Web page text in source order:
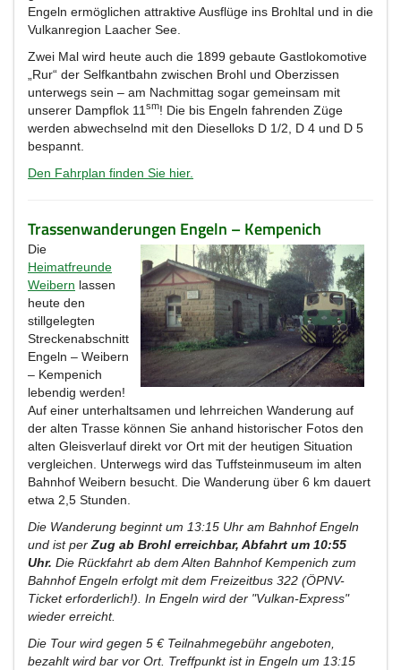
Engeln ermöglichen attraktive Ausflüge ins Brohltal und in die
Vulkanregion Laacher See.
Zwei Mal wird heute auch die 1899 gebaute Gastlokomotive
„Rur“ der Selfkantbahn zwischen Brohl und Oberzissen
unterwegs sein – am Nachmittag sogar gemeinsam mit
unserer Dampflok 11 sm! Die bis Engeln fahrenden Züge
werden abwechselnd mit den Dieselloks D 1/2, D 4 und D 5
bespannt.
Den Fahrplan finden Sie hier.
Trassenwanderungen Engeln – Kempenich
Die
Heimatfreunde
Weibern lassen
heute den
stillgelegten
Streckenabschnitt
Engeln – Weibern
– Kempenich
lebendig werden!
Auf einer unterhaltsamen und lehrreichen Wanderung auf
der alten Trasse können Sie anhand historischer Fotos den
alten Gleisverlauf direkt vor Ort mit der heutigen Situation
vergleichen. Unterwegs wird das Tuffsteinmuseum im alten
Bahnhof Weibern besucht. Die Wanderung über 6 km dauert
etwa 2,5 Stunden.
Die Wanderung beginnt um 13:15 Uhr am Bahnhof Engeln
und ist per Zug ab Brohl erreichbar, Abfahrt um 10:55
Uhr. Die Rückfahrt ab dem Alten Bahnhof Kempenich zum
Bahnhof Engeln erfolgt mit dem Freizeitbus 322 (ÖPNV-
Ticket erforderlich!). In Engeln wird der "Vulkan-Express"
wieder erreicht.
Die Tour wird gegen 5 € Teilnahmegebühr angeboten,
bezahlt wird bar vor Ort. Treffpunkt ist in Engeln um 13:15